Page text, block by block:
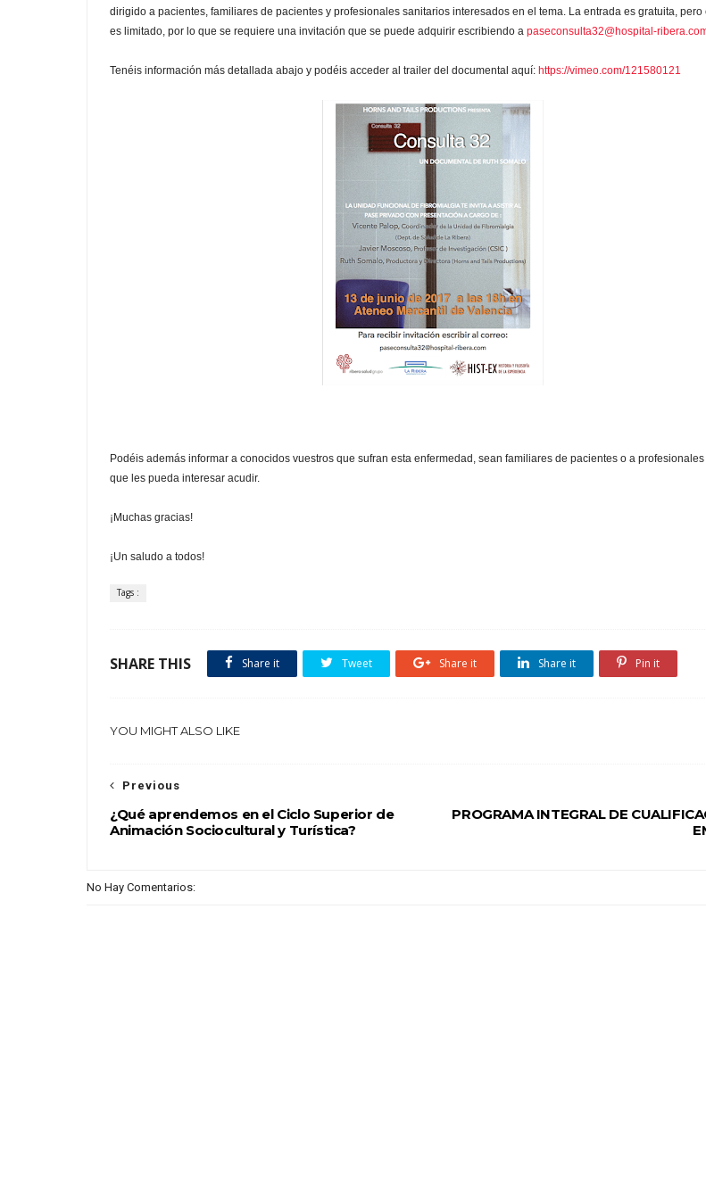
dirigido a pacientes, familiares de pacientes y profesionales sanitarios interesados en el tema. La entrada es gratuita, pero
es limitado, por lo que se requiere una invitación que se puede adquirir escribiendo a paseconsulta32@hospital-
Tenéis información más detallada abajo y podéis acceder al trailer del documental aquí: https://vimeo.com/121580121
Podéis además informar a conocidos vuestros que sufran esta enfermedad, sean familiares de pacientes o a
que les pueda interesar acudir.
¡Muchas gracias!
¡Un saludo a todos!
Tags :
SHARE THIS Share it Tweet Share it Share it Pin it
YOU MIGHT ALSO LIKE
PROGRAMA INTEGRAL DE
Previous
¿Qué aprendemos en el Ciclo Superior de
Animación Sociocultural y Turística?
No Hay Comentarios: